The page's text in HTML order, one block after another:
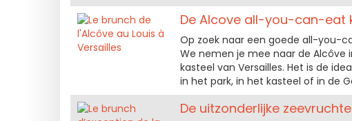
De Alcove all-you-can-eat
Op zoek naar een goede all-you-
We nemen je mee naar de Alcôve
kasteel van Versailles. Het is de
in het park, in het kasteel of in de
De uitzonderlijke